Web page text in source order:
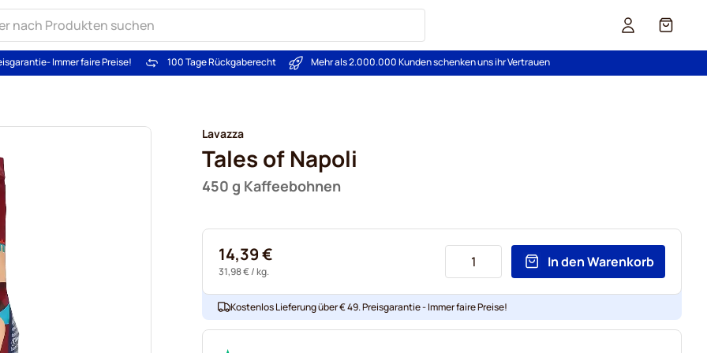
Cart
- Immer faire Preise! 100 Tage Rückgaberecht Mehr als 2.000.000 Kunden schenken uns ihr Vertrauen
Lavazza
Tales of Napoli
450 g Kaffeebohnen
14,39 €
31,98 €/ kg.
In den Warenkorb
Kostenlos Lieferung über € 49. Preisgarantie - Immer faire Preise!